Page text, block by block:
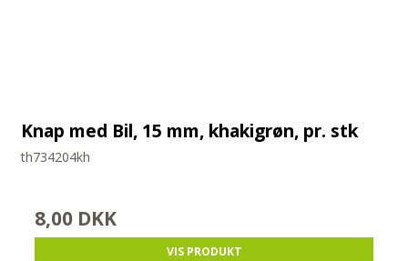
Knap med Bil, 15 mm, khakigrøn, pr. stk
th734204kh
8,00 DKK
VIS PRODUKT